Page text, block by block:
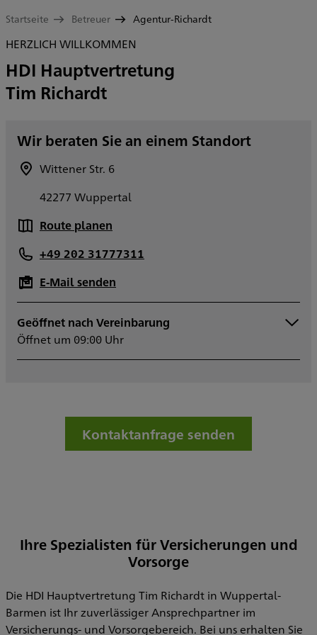
Startseite Betreuer Agentur-Richardt
HERZLICH WILLKOMMEN
HDI Hauptvertretung
Tim Richardt
Wir beraten Sie an einem Standort
Wittener Str. 6
42277 Wuppertal
Route planen
+49 202 31777311
E-Mail senden
Geöffnet nach Vereinbarung
Öffnet um 09:00 Uhr
Montag
Dienstag
Mittwoch
09:00 - 15:30
Sowie nach Vereinbarung
Kontaktanfrage senden
Ihre Spezialisten für Versicherungen und
Vorsorge
Die HDI Hauptvertretung Tim Richardt in Wuppertal-
Barmen ist Ihr zuverlässiger Ansprechpartner im
Versicherungs- und Vorsorgebereich. Bei uns erhalten Sie